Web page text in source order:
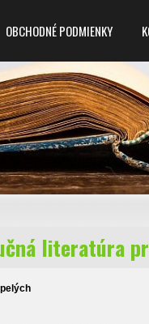
OBCHODNÉ PODMIENKY
literatúra